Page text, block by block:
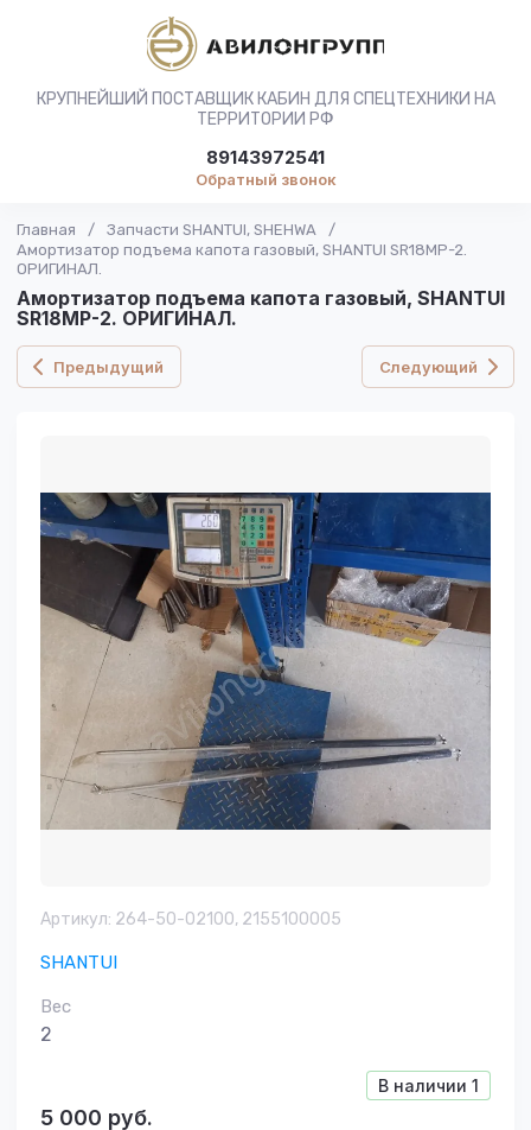
КРУПНЕЙШИЙ ПОСТАВЩИК КАБИН ДЛЯ СПЕЦТЕХНИКИ НА
ТЕРРИТОРИИ РФ
89143972541
Обратный звонок
Главная / Запчасти SHANTUI, SHEHWA
/
Амортизатор подъема капота газовый, SHANTUI SR18MP-2.
ОРИГИНАЛ.
Амортизатор подъема капота газовый, SHANTUI
SR18MP-2. ОРИГИНАЛ.
Предыдущий Следующий
Артикул: 264-50-02100, 2155100005
SHANTUI
Вес
2
В наличии 1
5 000 руб.